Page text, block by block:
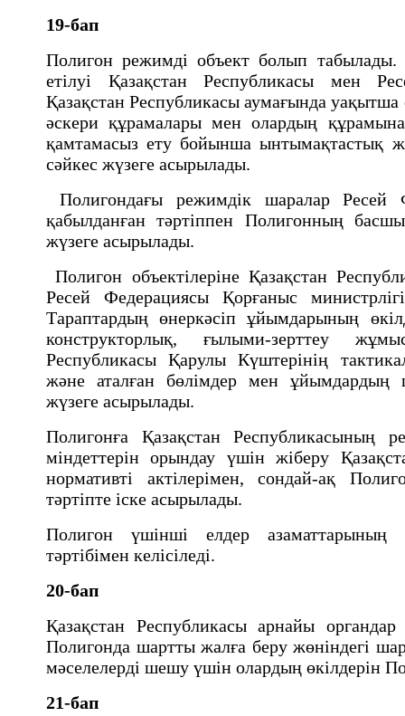
19-бап
Полигон режимдi объект болып табылады.
етiлуi Қазақстан Республикасы мен
Қазақстан Республикасы аумағында
әскери құрамалары мен олардың
қамтамасыз ету бойынша ынтымақтастық
сәйкес жүзеге асырылады.
Полигондағы режимдiк шаралар Ресей
қабылданған тәртiппен Полигонның
жүзеге асырылады.
Полигон объектiлерiне Қазақстан
Ресей Федерациясы Қорғаныс
Тараптардың өнеркәсiп ұйымдарының
конструкторлық, ғылыми-зерттеу
Республикасы Қарулы Күштерiнiң
және аталған бөлiмдер мен ұйымдардың
жүзеге асырылады.
Полигонға Қазақстан Республикасының
міндеттерін орындау үшін жіберу
нормативті актілерімен, сондай-ақ
тәртіпте іске асырылады.
Полигон үшінші елдер азаматтарының
тәртібімен келісіледі.
20-бап
Қазақстан Республикасы арнайы
Полигонда шартты жалға беру жөніндегі
мәселелердi шешу үшiн олардың өкiлдерiн
21-бап